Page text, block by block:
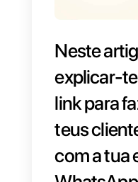
Neste